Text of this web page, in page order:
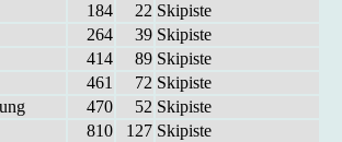
184 22 Ski­pis­te
264 39 Ski­pis­te
414 89 Ski­pis­te
461 72 Ski­pis­te
470 52 Ski­pis­te
810 127 Ski­pis­te